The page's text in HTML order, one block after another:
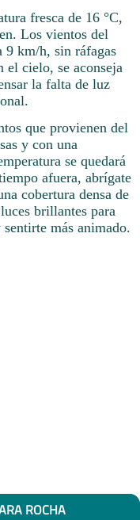
fresca de 16 °C,
Los vientos del
9 km/h, sin ráfagas
el cielo, se aconseja
la falta de luz
que provienen del
y con una
se quedará
afuera, abrígate
cobertura densa de
brillantes para
más animado.
ROCHA